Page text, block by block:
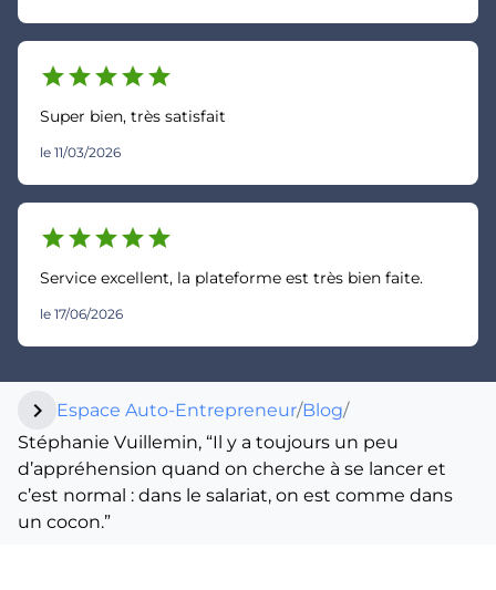
starstarstarstarstar
Super bien, très satisfait
le 11/03/2026
starstarstarstarstar
Service excellent, la plateforme est très bien faite.
le 17/06/2026
chevron_right Espace Auto-Entrepreneur/Blog/
Stéphanie Vuillemin, “Il y a toujours un peu
d’appréhension quand on cherche à se lancer et
c’est normal : dans le salariat, on est comme dans
un cocon.”